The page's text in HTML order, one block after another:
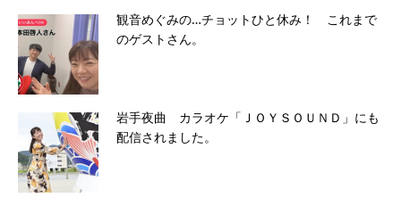
観音めぐみの…チョットひと休み！ これまで
のゲストさん。
岩手夜曲 カラオケ「ＪＯＹＳＯＵＮＤ」にも
配信されました。